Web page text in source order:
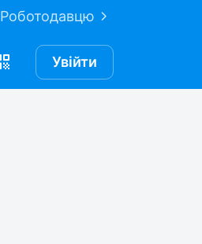
Роботодавцю
Увійти